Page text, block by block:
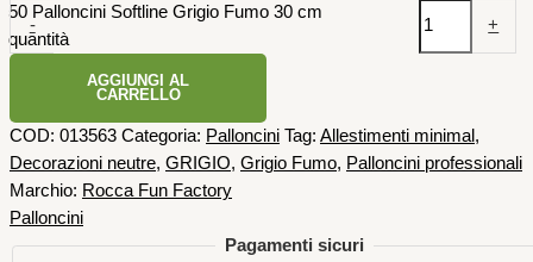
-
50 Palloncini Softline Grigio Fumo 30 cm
quantità
+
AGGIUNGI AL
CARRELLO
COD: 013563 Categoria: Palloncini Tag: Allestimenti minimal ,
Decorazioni neutre, GRIGIO, Grigio Fumo, Palloncini professionali
Marchio: Rocca Fun Factory
Palloncini
Pagamenti sicuri